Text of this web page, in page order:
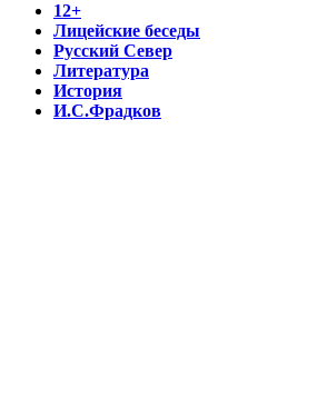
12+
Лицейские беседы
Русский Север
Литература
История
И.С.Фрадков